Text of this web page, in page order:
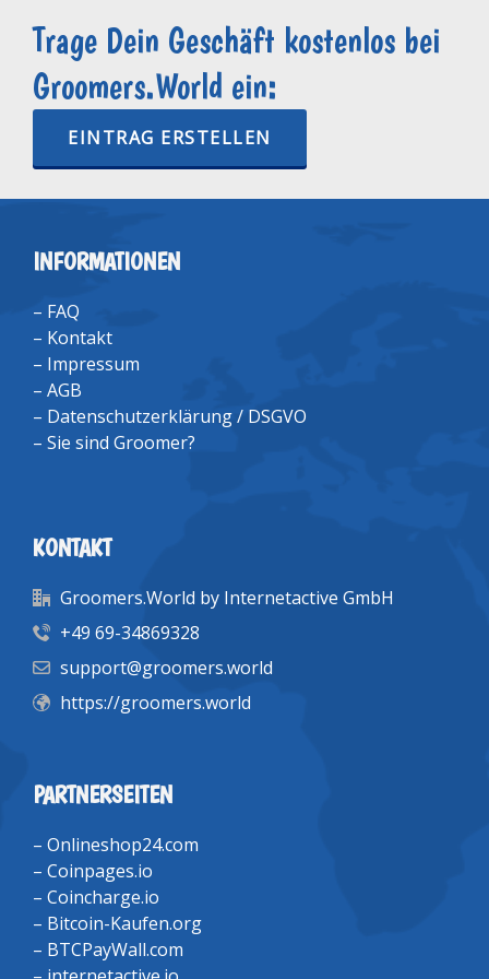
Trage Dein Geschäft kostenlos bei
Groomers.World ein:
EINTRAG ERSTELLEN
INFORMATIONEN
– FAQ
– Kontakt
– Impressum
– AGB
– Datenschutzerklärung / DSGVO
– Sie sind Groomer?
KONTAKT
Groomers.World by Internetactive GmbH
+49 69-34869328
support@groomers.world
https://groomers.world
PARTNERSEITEN
– Onlineshop24.com
– Coinpages.io
– Coincharge.io
– Bitcoin-Kaufen.org
– BTCPayWall.com